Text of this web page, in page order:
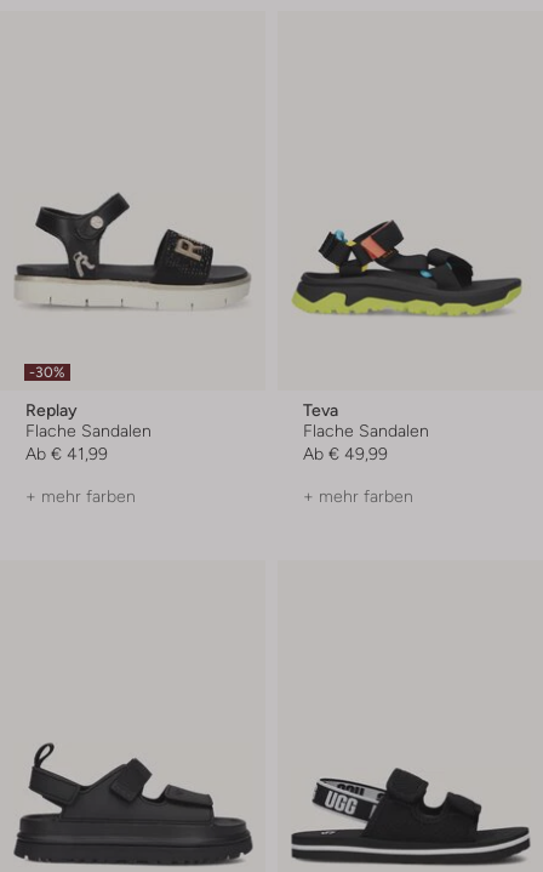
-30%
Replay
Flache Sandalen
Ab € 41,99
+ mehr farben
Teva
Flache Sandalen
Ab € 49,99
+ mehr farben